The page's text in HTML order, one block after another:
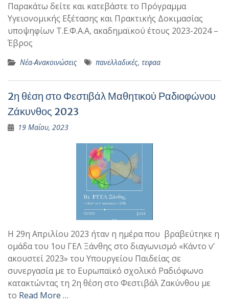
Παρακάτω δείτε και κατεβάστε το Πρόγραμμα
Υγειονομικής Εξέτασης και Πρακτικής Δοκιμασίας
υποψηφίων T.Ε.Φ.Α.Α, ακαδημαϊκού έτους 2023-2024 –
Έβρος
Νέα-Ανακοινώσεις πανελλαδικές, τεφαα
2η θέση στο Φεστιβάλ Μαθητικού Ραδιοφώνου
Ζάκυνθος 2023
19 Μαΐου, 2023
Η 29η Απριλίου 2023 ήταν η ημέρα που βραβεύτηκε η
ομάδα του 1ου ΓΕΛ Ξάνθης στο διαγωνισμό «Κάντο ν’
ακουστεί 2023» του Υπουργείου Παιδείας σε
συνεργασία με το Ευρωπαϊκό σχολικό Ραδιόφωνο
κατακτώντας τη 2η θέση στο Φεστιβάλ Ζακύνθου με
το Read More …